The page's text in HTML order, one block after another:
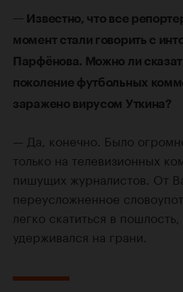
— Известно, что все
момент стали говорить с
Парфёнова. Можно ли
поколение футбольных
заражено вирусом Уткина?
— Да, конечно. Было
только на телевизионных
пишущих журналистов. От
переусложненное
легко скатиться в
удерживался на грани.